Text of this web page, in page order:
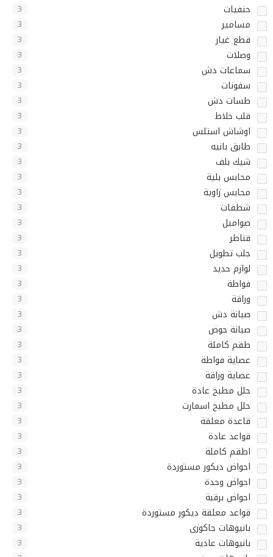
حنفيات 3
مسامير 3
قطع غيار 3
وصلات 3
سماعات دش 3
سفونات 3
طسات دش 3
قلب خلاط 3
اوشاش استلس 3
طابق بانيه 3
شيك بلف 3
محابس بلية 3
محابس زاوية 3
شطفات 3
صواميل 3
قناطر 3
جلب تطويل 3
لوازم حديد 3
فواطة 3
وراقة 3
صبانة دش 3
صبانة حوض 3
طقم كاملة 3
عصاية فواطة 3
عصاية وراقة 3
حلل مطبخ عادة 3
حلل مطبخ اسمارت 3
قاعدة معلقة 3
قواعد عادة 3
اطقم كاملة 3
احواض ديكور مستوردة 3
احواض وحدة 3
احواض برقبة 3
قواعد معلقة ديكور مستوردة 3
بانيوهات جاكوزى 3
بانيوهات عادية 3